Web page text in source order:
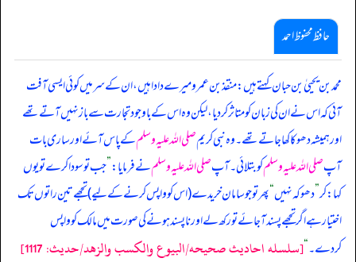
حافظ محفوظ احمد
محمد بن یحییٰ بن حبان کہتے ہیں: منقذ بن عمرو میرے دادا ہیں، ان کے سر میں کوئی ایسی آفت
آئی کہ اس نے ان کی زبان کو متاثر کر دیا، لیکن وہ اس کے باوجود تجارت سے باز نہیں آتے تھے
اور ہمیشہ دھوکا کھا جاتے تھے۔ وہ نبی کریمصلی اللہ علیہ وسلمکے پاس آئے اور ساری بات
آپصلی اللہ علیہ وسلمکو بتلائی۔ آپصلی اللہ علیہ وسلمنے فرمایا:”جب تو سودا کرے تو یوں
کہا: کر”دھوکہ نہیں“پھر تو جو سامان خریدے (اس کو واپس کرنے کے لیے) تجھے تین راتوں تک
اختیار ہے اگر تجھے پسند آ جا ئے تو رکھ لے اور ناپسند ہونے کی صورت میں مالک کو واپس
کردے۔“[سلسله احاديث صحيحه/البيوع والكسب والزهد/حدیث: 1117]